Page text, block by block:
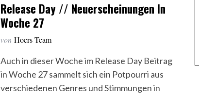
Release Day // Neuerscheinungen In
Woche 27
von Hoers Team
Auch in dieser Woche im Release Day Beitrag
in Woche 27 sammelt sich ein Potpourri aus
verschiedenen Genres und Stimmungen in